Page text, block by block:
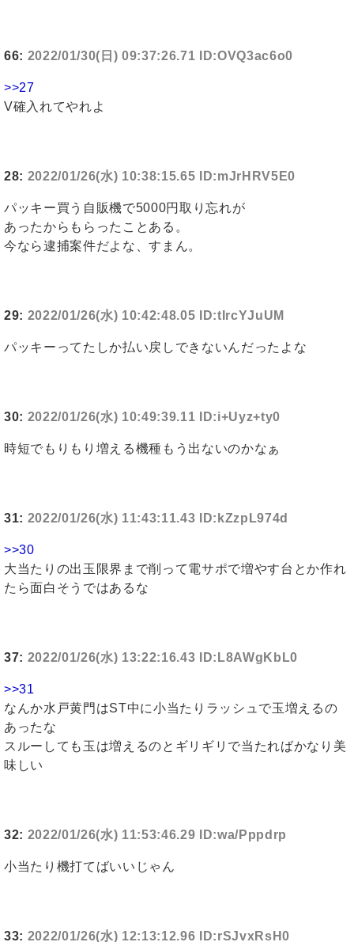
66: 2022/01/30(日) 09:37:26.71 ID:OVQ3ac6o0
>>27
V確入れてやれよ
28: 2022/01/26(水) 10:38:15.65 ID:mJrHRV5E0
パッキー買う自販機で5000円取り忘れが
あったからもらったことある。
今なら逮捕案件だよな、すまん。
29: 2022/01/26(水) 10:42:48.05 ID:tIrcYJuUM
パッキーってたしか払い戻しできないんだったよな
30: 2022/01/26(水) 10:49:39.11 ID:i+Uyz+ty0
時短でもりもり増える機種もう出ないのかなぁ
31: 2022/01/26(水) 11:43:11.43 ID:kZzpL974d
>>30
大当たりの出玉限界まで削って電サポで増やす台とか作れ
たら面白そうではあるな
37: 2022/01/26(水) 13:22:16.43 ID:L8AWgKbL0
>>31
なんか水戸黄門はST中に小当たりラッシュで玉増えるの
あったな
スルーしても玉は増えるのとギリギリで当たればかなり美
味しい
32: 2022/01/26(水) 11:53:46.29 ID:wa/Pppdrp
小当たり機打てばいいじゃん
33: 2022/01/26(水) 12:13:12.96 ID:rSJvxRsH0